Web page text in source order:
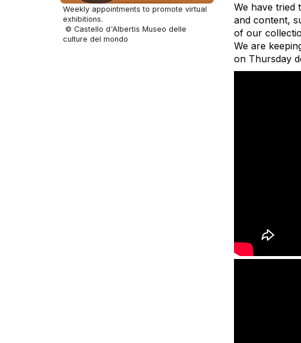
Weekly appointments to promote virtual
exhibitions.
© Castello d'Albertis Museo delle
culture del mondo
We have tried
and content,
of our
We are
on Thursday